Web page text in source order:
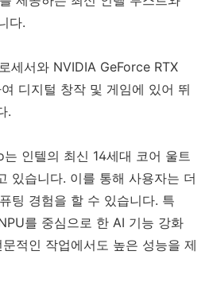
다.
세서와 NVIDIA GeForce RTX
디지털 창작 및 게임에 있어 뛰
.
인텔의 최신 14세대 코어 울트
있습니다. 이를 통해 사용자는 더
팅 경험을 할 수 있습니다. 특
를 중심으로 한 AI 기능 강화
적인 작업에서도 높은 성능을 제